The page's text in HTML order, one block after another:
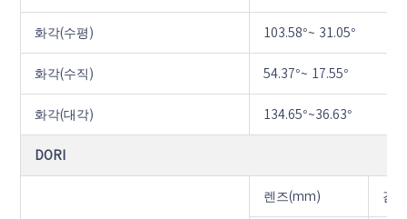
화각(수평) 103.58°~ 31.05°
화각(수직) 54.37°~ 17.55°
화각(대각) 134.65°~36.63°
DORI
렌즈(mm) 감